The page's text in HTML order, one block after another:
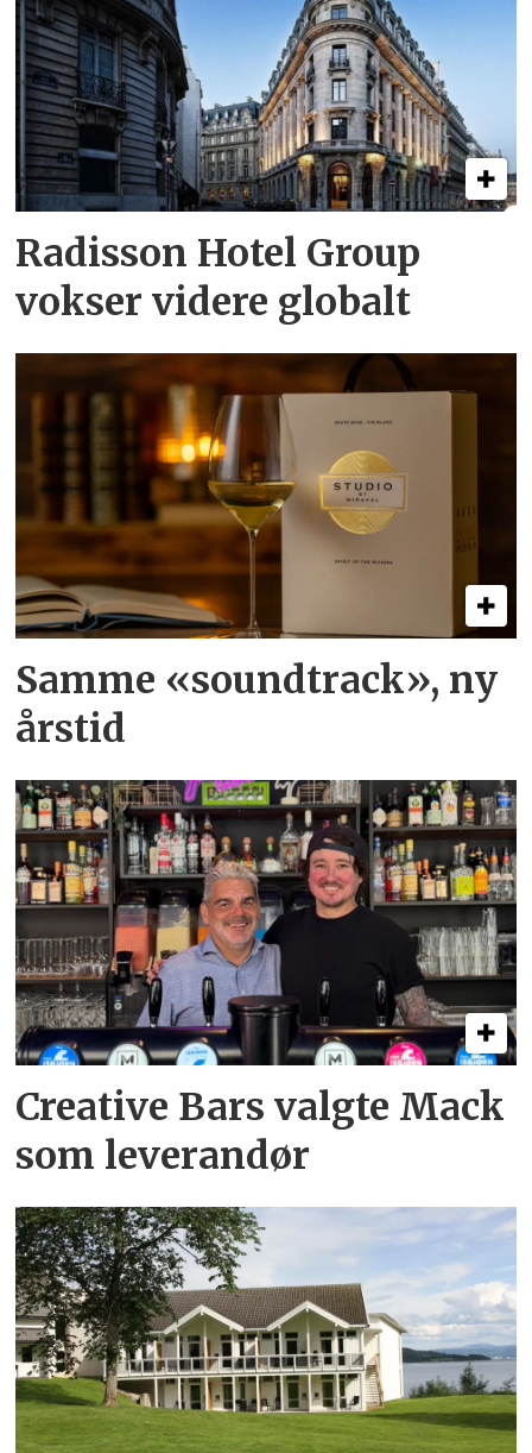
Radisson Hotel Group
vokser videre globalt
Samme «soundtrack», ny
årstid
Creative Bars valgte Mack
som leverandør